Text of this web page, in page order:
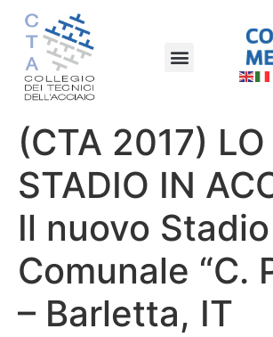
(CTA 2017) LO
STADIO IN
Il nuovo Stadio
Comunale “C.
– Barletta, IT